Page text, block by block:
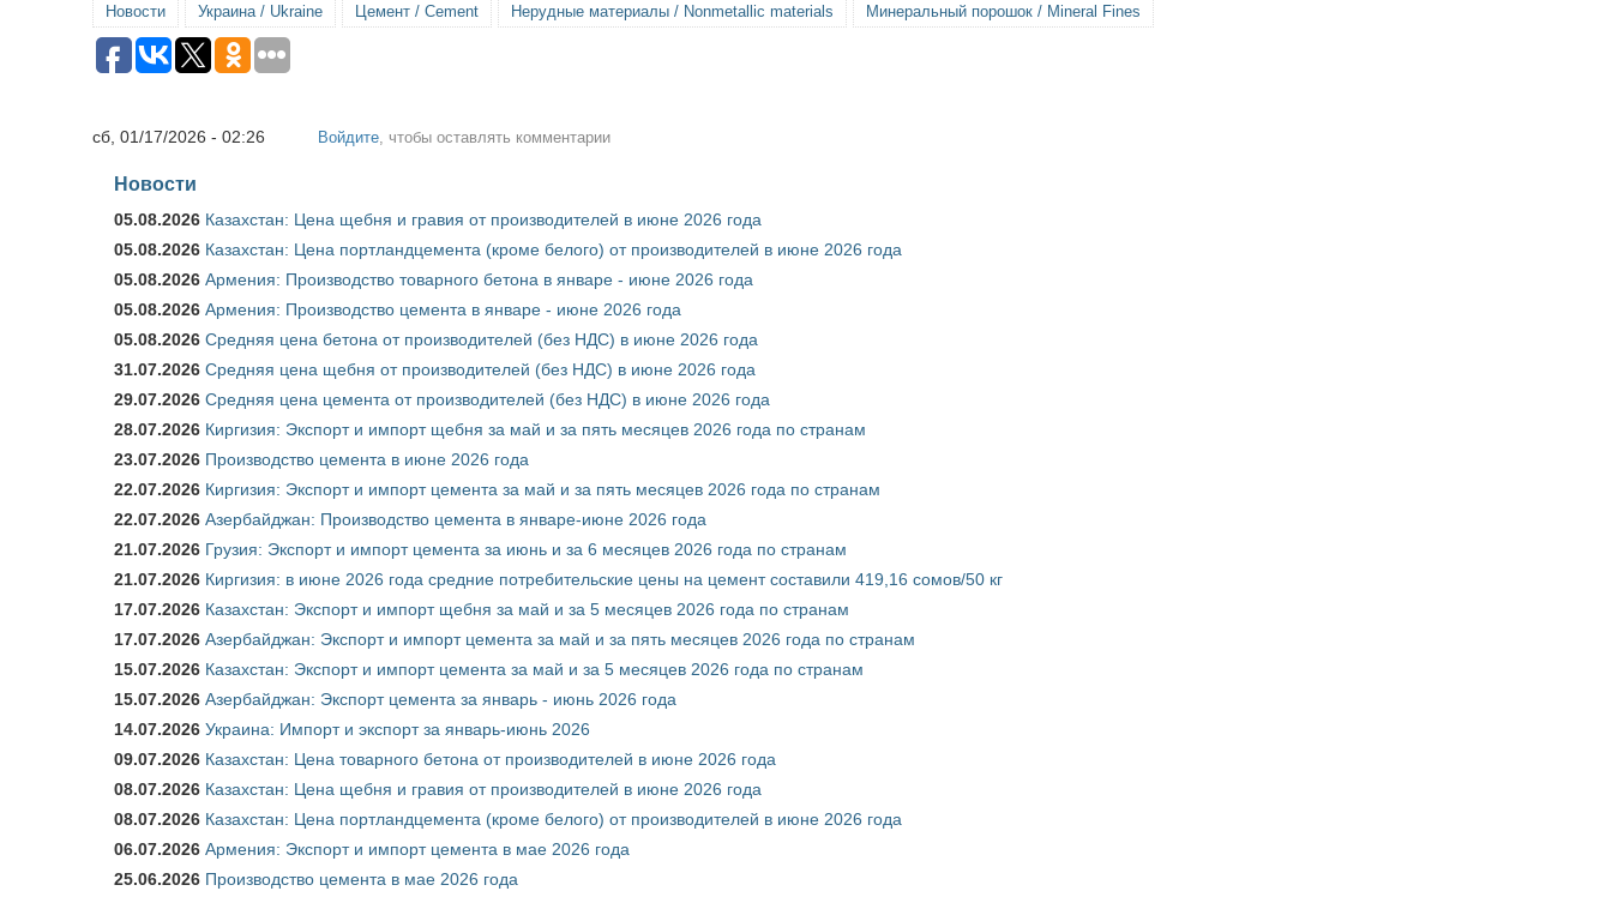
Новости Украина / Ukraine Цемент / Cement Нерудные материалы / Nonmetallic materials Минеральный порошок / Mineral Fines
сб, 01/17/2026 - 02:26 Войдите , чтобы оставлять комментарии
Новости
05.08.2026 Казахстан: Цена щебня и гравия от производителей в июне 2026 года
05.08.2026 Казахстан: Цена портландцемента (кроме белого) от производителей в июне 2026 года
05.08.2026 Армения: Производство товарного бетона в январе - июне 2026 года
05.08.2026 Армения: Производство цемента в январе - июне 2026 года
05.08.2026 Средняя цена бетона от производителей (без НДС) в июне 2026 года
31.07.2026 Средняя цена щебня от производителей (без НДС) в июне 2026 года
29.07.2026 Средняя цена цемента от производителей (без НДС) в июне 2026 года
28.07.2026 Киргизия: Экспорт и импорт щебня за май и за пять месяцев 2026 года по странам
23.07.2026 Производство цемента в июне 2026 года
22.07.2026 Киргизия: Экспорт и импорт цемента за май и за пять месяцев 2026 года по странам
22.07.2026 Азербайджан: Производство цемента в январе-июне 2026 года
21.07.2026 Грузия: Экспорт и импорт цемента за июнь и за 6 месяцев 2026 года по странам
21.07.2026 Киргизия: в июне 2026 года средние потребительские цены на цемент составили 419,16 сомов/50 кг
17.07.2026 Казахстан: Экспорт и импорт щебня за май и за 5 месяцев 2026 года по странам
17.07.2026 Азербайджан: Экспорт и импорт цемента за май и за пять месяцев 2026 года по странам
15.07.2026 Казахстан: Экспорт и импорт цемента за май и за 5 месяцев 2026 года по странам
15.07.2026 Азербайджан: Экспорт цемента за январь - июнь 2026 года
14.07.2026 Украина: Импорт и экспорт за январь-июнь 2026
09.07.2026 Казахстан: Цена товарного бетона от производителей в июне 2026 года
08.07.2026 Казахстан: Цена щебня и гравия от производителей в июне 2026 года
08.07.2026 Казахстан: Цена портландцемента (кроме белого) от производителей в июне 2026 года
06.07.2026 Армения: Экспорт и импорт цемента в мае 2026 года
25.06.2026 Производство цемента в мае 2026 года